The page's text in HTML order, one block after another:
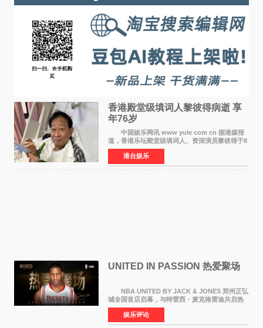
香港殿堂级填词人黎彼得病逝 享
年76岁​
中国娱乐网讯 www yule com cn 据港媒报
道，香港乐坛殿堂级填词人、资深演员黎彼得于8
月5日上午因病离世，终年76岁。好友钟志光透
露，黎彼得今年3月中风后便卧床休养，身体机能
持续衰退，最
港台娱乐
UNITED IN PASSION 热爱聚场
NBA UNITED BY JACK & JONES 郑州正弘
城全国首店启幕，与特雷西・麦克格雷迪共启热
爱 2026 年7 月21 日，
NBAUNITEDBYJACK&JONES 全国首店，于郑
州正弘城正式启幕。NBA 传奇球星
娱乐评论